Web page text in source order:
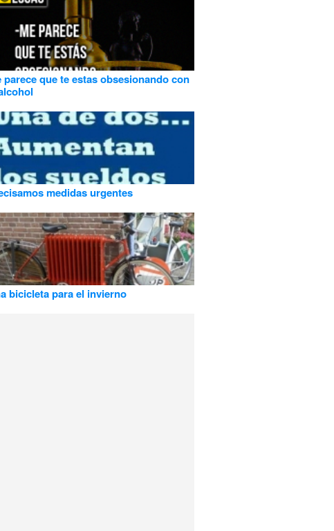
parece que te estas obsesionando con
medidas urgentes
bicicleta para el invierno